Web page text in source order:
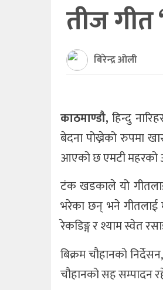
तीज गीत
बिरेन्द्र ओली
काठमाण्डौ, हिन्दु
बेदना पोख्नेको रुपमा
आएको छ एमटी महरको
टंक खडकाले यो
भरेका छन् भने गीतलाई
रेकडिङ्ग र श्याम स्वेत
बिक्रम चौहानको
चौहानको सह सम्पादन